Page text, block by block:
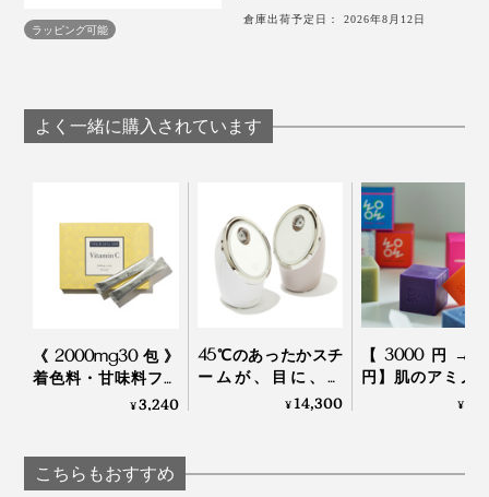
ラッピング可能
倉庫出荷予定日： 2026年8月12日
よく一緒に購入されています
《2000mg30包》
着色料・甘味料フリ
ー、高純度VitaminC
¥3,240
45℃のあったかスチ
ームが、目に、肌
に、気持ちいい“顔だ
¥14,300
【3000円
円】肌のアミノ
近い「セリシン
¥
こちらもおすすめ